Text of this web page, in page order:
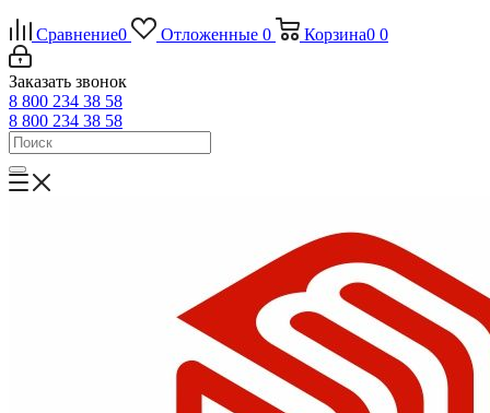
Сравнение0 Отложенные 0 Корзина0 0
Заказать звонок
8 800 234 38 58
8 800 234 38 58